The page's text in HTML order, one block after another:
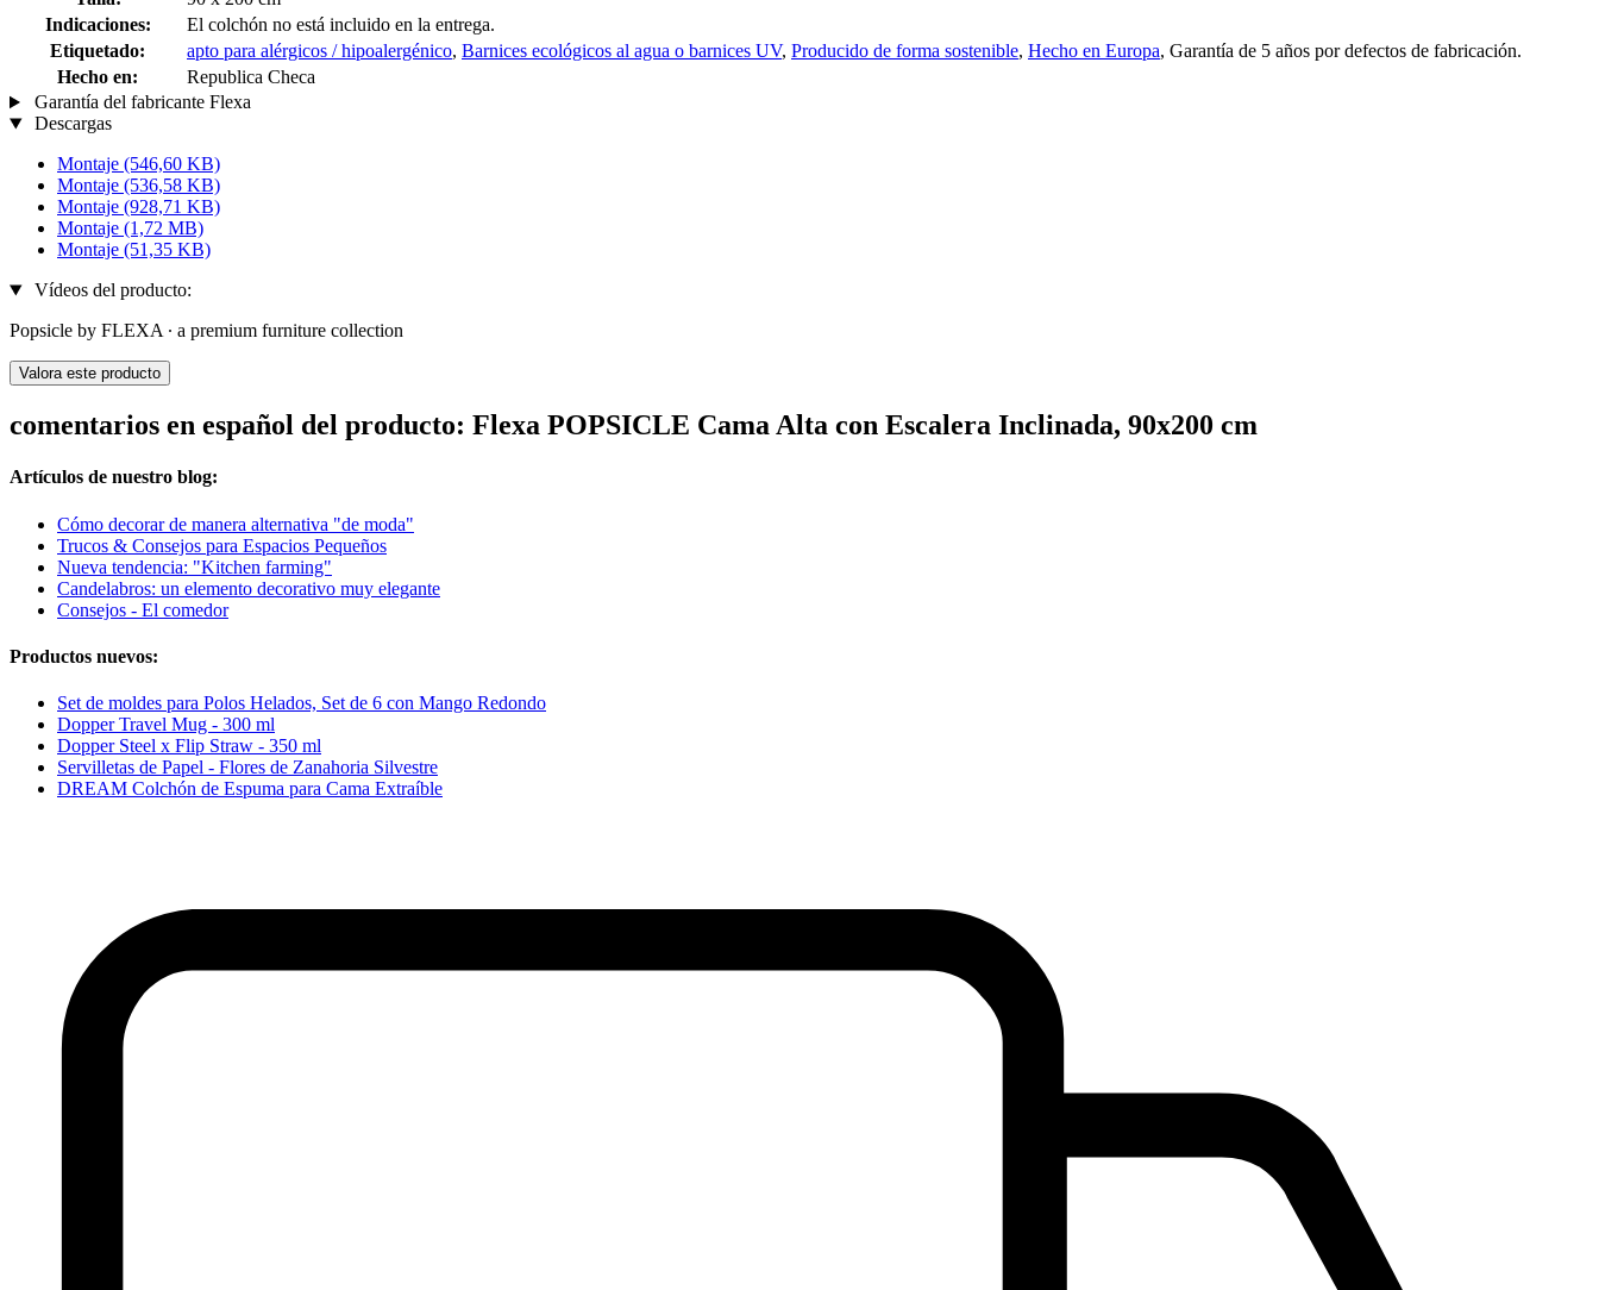
Indicaciones:
El colchón no está incluido en la entrega.
Etiquetado:
apto para alérgicos / hipoalergénico, Barnices ecológicos al agua o barnices UV, Producido de forma sostenible, Hecho en Europa, Garantía de 5 años por defectos de fabricación.
Hecho en:
Republica Checa
Garantía del fabricante Flexa
Descargas
Montaje (546,60 KB)
Montaje (536,58 KB)
Montaje (928,71 KB)
Montaje (1,72 MB)
Montaje (51,35 KB)
Vídeos del producto:
Popsicle by FLEXA ∙ a premium furniture collection
Valora este producto
comentarios en español del producto: Flexa POPSICLE Cama Alta con Escalera Inclinada, 90x200 cm
Artículos de nuestro blog:
Cómo decorar de manera alternativa "de moda"
Trucos & Consejos para Espacios Pequeños
Nueva tendencia: "Kitchen farming"
Candelabros: un elemento decorativo muy elegante
Consejos - El comedor
Productos nuevos:
Set de moldes para Polos Helados, Set de 6 con Mango Redondo
Dopper Travel Mug - 300 ml
Dopper Steel x Flip Straw - 350 ml
Servilletas de Papel - Flores de Zanahoria Silvestre
DREAM Colchón de Espuma para Cama Extraíble